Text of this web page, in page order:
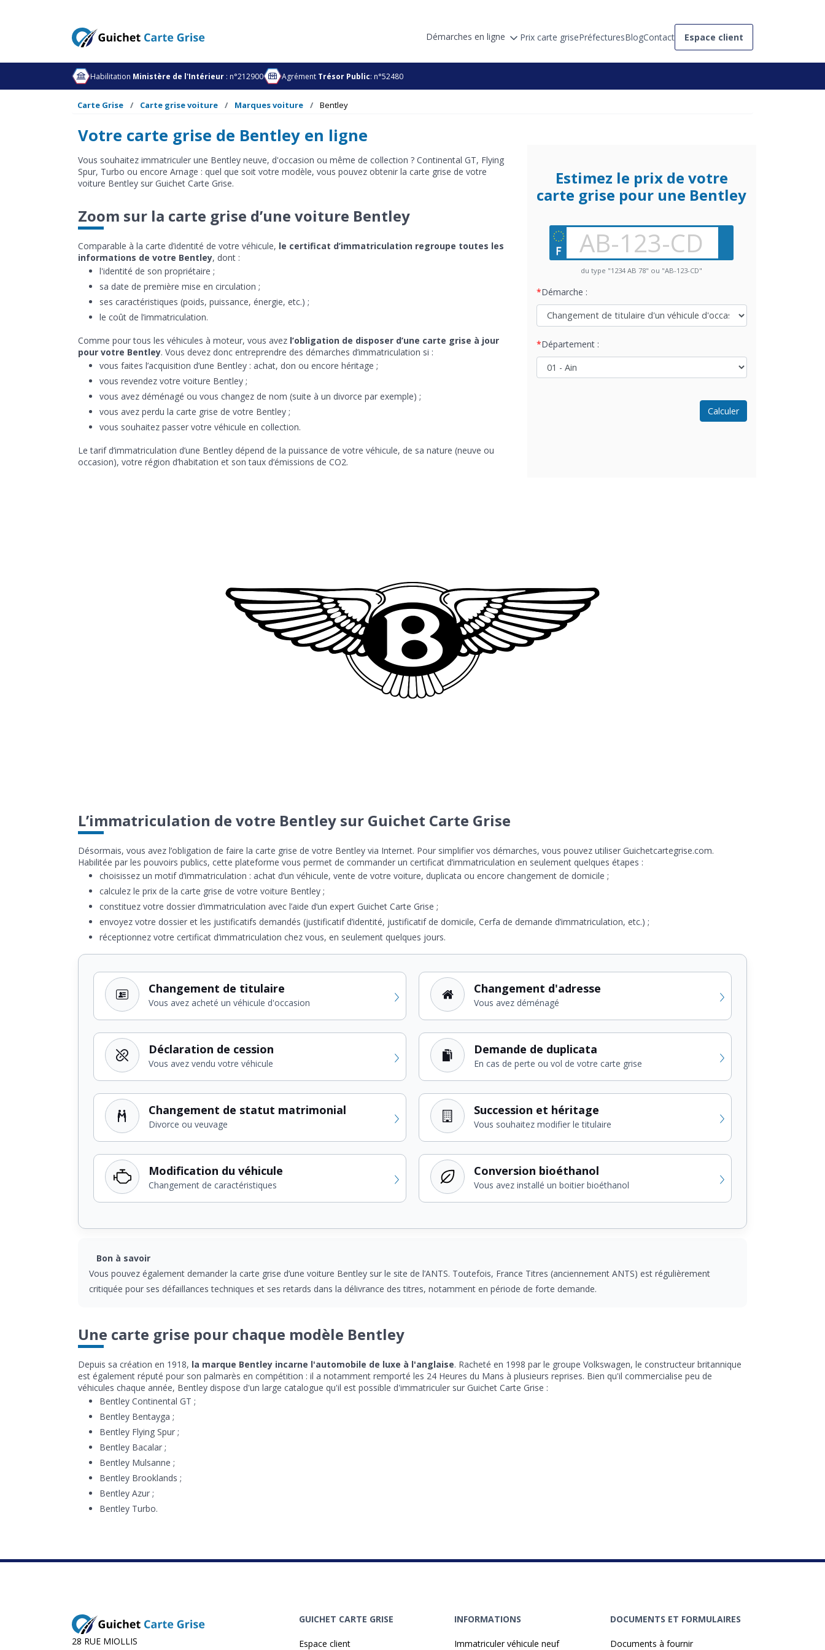
Démarches en ligne Prix carte grisePréfecturesBlogContact Espace client
Habilitation Ministère de l'Intérieur : n°212900 Agrément Trésor Public: n°52480
Carte Grise Carte grise voiture Marques voiture Bentley
Votre carte grise de Bentley en ligne
Vous souhaitez immatriculer une Bentley neuve, d'occasion ou même de collection ? Continental GT, Flying
Spur, Turbo ou encore Arnage : quel que soit votre modèle, vous pouvez obtenir la carte grise de votre
voiture Bentley sur Guichet Carte Grise.
Zoom sur la carte grise d’une voiture Bentley
Comparable à la carte d’identité de votre véhicule, le certificat d’immatriculation regroupe toutes les
informations de votre Bentley, dont :
l'identité de son propriétaire ;
sa date de première mise en circulation ;
ses caractéristiques (poids, puissance, énergie, etc.) ;
le coût de l’immatriculation.
Comme pour tous les véhicules à moteur, vous avez l’obligation de disposer d’une carte grise à jour
pour votre Bentley. Vous devez donc entreprendre des démarches d’immatriculation si :
vous faites l’acquisition d’une Bentley : achat, don ou encore héritage ;
vous revendez votre voiture Bentley ;
vous avez déménagé ou vous changez de nom (suite à un divorce par exemple) ;
vous avez perdu la carte grise de votre Bentley ;
vous souhaitez passer votre véhicule en collection.
Le tarif d’immatriculation d’une Bentley dépend de la puissance de votre véhicule, de sa nature (neuve ou
occasion), votre région d’habitation et son taux d’émissions de CO2.
Estimez le prix de votre
carte grise pour une Bentley
du type "1234 AB 78" ou "AB-123-CD"
Démarche :
Département :
Calculer
L’immatriculation de votre Bentley sur Guichet Carte Grise
Désormais, vous avez l’obligation de faire la carte grise de votre Bentley via Internet. Pour simplifier vos démarches, vous pouvez utiliser Guichetcartegrise.com.
Habilitée par les pouvoirs publics, cette plateforme vous permet de commander un certificat d’immatriculation en seulement quelques étapes :
choisissez un motif d’immatriculation : achat d’un véhicule, vente de votre voiture, duplicata ou encore changement de domicile ;
calculez le prix de la carte grise de votre voiture Bentley ;
constituez votre dossier d’immatriculation avec l’aide d’un expert Guichet Carte Grise ;
envoyez votre dossier et les justificatifs demandés (justificatif d’identité, justificatif de domicile, Cerfa de demande d’immatriculation, etc.) ;
réceptionnez votre certificat d’immatriculation chez vous, en seulement quelques jours.
Changement de titulaire
Vous avez acheté un véhicule d'occasion
Changement d'adresse
Vous avez déménagé
Déclaration de cession
Vous avez vendu votre véhicule
Demande de duplicata
En cas de perte ou vol de votre carte grise
Changement de statut matrimonial
Divorce ou veuvage
Succession et héritage
Vous souhaitez modifier le titulaire
Modification du véhicule
Changement de caractéristiques
Conversion bioéthanol
Vous avez installé un boitier bioéthanol
Bon à savoir
Vous pouvez également demander la carte grise d’une voiture Bentley sur le site de l’ANTS. Toutefois, France Titres (anciennement ANTS) est régulièrement
critiquée pour ses défaillances techniques et ses retards dans la délivrance des titres, notamment en période de forte demande.
Une carte grise pour chaque modèle Bentley
Depuis sa création en 1918, la marque Bentley incarne l'automobile de luxe à l'anglaise. Racheté en 1998 par le groupe Volkswagen, le constructeur britannique
est également réputé pour son palmarès en compétition : il a notamment remporté les 24 Heures du Mans à plusieurs reprises. Bien qu'il commercialise peu de
véhicules chaque année, Bentley dispose d'un large catalogue qu'il est possible d'immatriculer sur Guichet Carte Grise :
Bentley Continental GT ;
Bentley Bentayga ;
Bentley Flying Spur ;
Bentley Bacalar ;
Bentley Mulsanne ;
Bentley Brooklands ;
Bentley Azur ;
Bentley Turbo.
28 RUE MIOLLIS
GUICHET CARTE GRISE
Espace client
INFORMATIONS
Immatriculer véhicule neuf
DOCUMENTS ET FORMULAIRES
Documents à fournir